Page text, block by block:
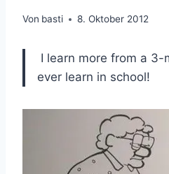
Von basti 8. Oktober 2012
I learn more from a 3-
ever learn in school!